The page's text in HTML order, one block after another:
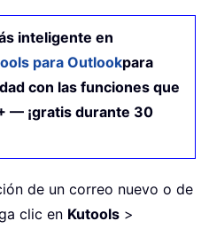
inteligente en
para Outlookpara
con las funciones que
— ¡gratis durante 30
de un correo nuevo o de
clic en Kutools >